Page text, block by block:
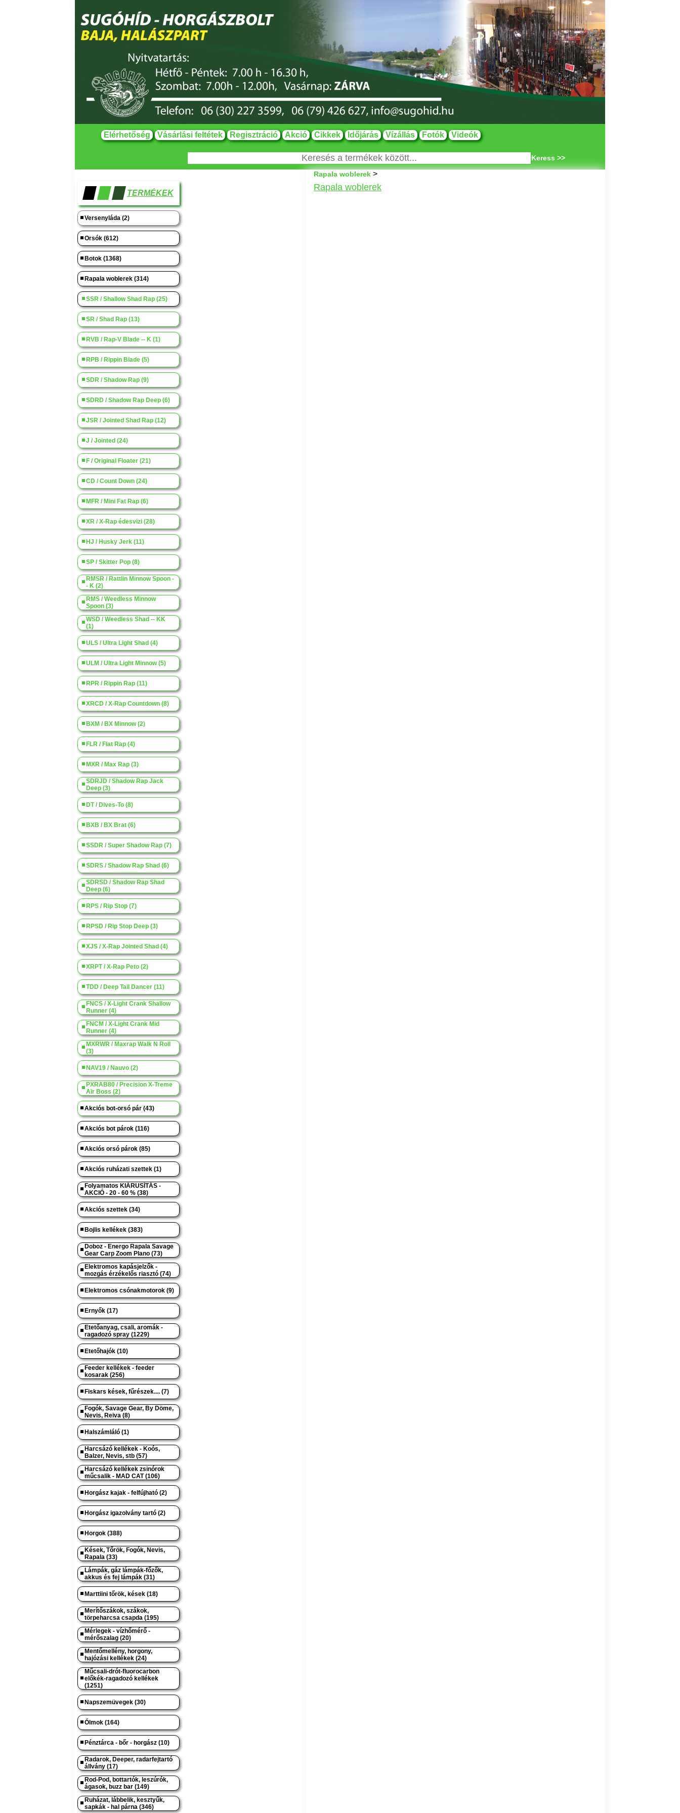
Elérhetőség Vásárlási feltétek Regisztráció Akció Cikkek Időjárás Vízállás Fotók Videók
Keress >>
TERMÉKEK
Versenyláda (2)
Orsók (612)
Botok (1368)
Rapala woblerek (314)
SSR / Shallow Shad Rap (25)
SR / Shad Rap (13)
RVB / Rap-V Blade -- K (1)
RPB / Rippin Blade (5)
SDR / Shadow Rap (9)
SDRD / Shadow Rap Deep (6)
JSR / Jointed Shad Rap (12)
J / Jointed (24)
F / Original Floater (21)
CD / Count Down (24)
MFR / Mini Fat Rap (6)
XR / X-Rap édesvizi (28)
HJ / Husky Jerk (11)
SP / Skitter Pop (8)
RMSR / Rattlin Minnow Spoon -
- K (2)
RMS / Weedless Minnow
Spoon (3)
WSD / Weedless Shad -- KK
(1)
ULS / Ultra Light Shad (4)
ULM / Ultra Light Minnow (5)
RPR / Rippin Rap (11)
XRCD / X-Rap Countdown (8)
BXM / BX Minnow (2)
FLR / Flat Rap (4)
MXR / Max Rap (3)
SDRJD / Shadow Rap Jack
Deep (3)
DT / Dives-To (8)
BXB / BX Brat (6)
SSDR / Super Shadow Rap (7)
SDRS / Shadow Rap Shad (6)
SDRSD / Shadow Rap Shad
Deep (6)
RPS / Rip Stop (7)
RPSD / Rip Stop Deep (3)
XJS / X-Rap Jointed Shad (4)
XRPT / X-Rap Peto (2)
TDD / Deep Tail Dancer (11)
FNCS / X-Light Crank Shallow
Runner (4)
FNCM / X-Light Crank Mid
Runner (4)
MXRWR / Maxrap Walk N Roll
(3)
NAV19 / Nauvo (2)
PXRAB80 / Precision X-Treme
Air Boss (2)
Akciós bot-orsó pár (43)
Akciós bot párok (116)
Akciós orsó párok (85)
Akciós ruházati szettek (1)
Folyamatos KIÁRUSÍTÁS -
AKCIÓ - 20 - 60 % (38)
Akciós szettek (34)
Bojlis kellékek (383)
Doboz - Energo Rapala Savage
Gear Carp Zoom Plano (73)
Elektromos kapásjelzők -
mozgás érzékelős riasztó (74)
Elektromos csónakmotorok (9)
Ernyők (17)
Etetőanyag, csali, aromák -
ragadozó spray (1229)
Etetőhajók (10)
Feeder kellékek - feeder
kosarak (256)
Fiskars kések, fűrészek.... (7)
Fogók, Savage Gear, By Döme,
Nevis, Reiva (8)
Halszámláló (1)
Harcsázó kellékek - Koós,
Balzer, Nevis, stb (57)
Harcsázó kellékek zsinórok
műcsalik - MAD CAT (106)
Horgász kajak - felfújható (2)
Horgász igazolvány tartó (2)
Horgok (388)
Kések, Tőrök, Fogók, Nevis,
Rapala (33)
Lámpák, gáz lámpák-főzők,
akkus és fej lámpák (31)
Marttiini tőrök, kések (18)
Merítőszákok, szákok,
törpeharcsa csapda (195)
Mérlegek - vízhőmérő -
mérőszalag (20)
Mentőmellény, horgony,
hajózási kellékek (24)
Műcsali-drót-fluorocarbon
előkék-ragadozó kellékek
(1251)
Napszemüvegek (30)
Ólmok (164)
Pénztárca - bőr - horgász (10)
Radarok, Deeper, radarfejtartó
állvány (17)
Rod-Pod, bottartók, leszúrók,
ágasok, buzz bar (149)
Ruházat, lábbelik, kesztyűk,
sapkák - hal párna (346)
Rapala woblerek >
Rapala woblerek